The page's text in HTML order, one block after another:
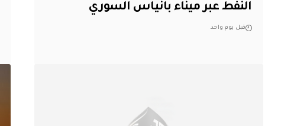
النفط عبر ميناء بانياس السوري
قبل يوم واحد